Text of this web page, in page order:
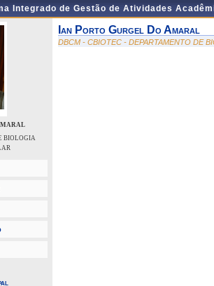
Integrado de Gestão de Atividades
BIOLOGIA
Ian Porto Gurgel Do Amaral
DBCM - CBIOTEC - DEPARTAMENTO DE